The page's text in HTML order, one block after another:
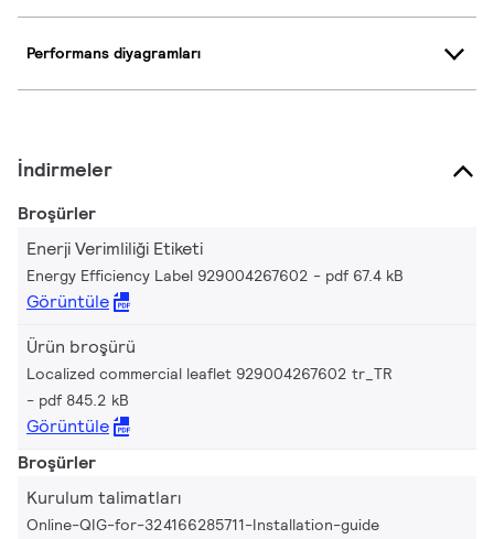
Performans diyagramları
İndirmeler
Broşürler
Enerji Verimliliği Etiketi
Energy Efficiency Label 929004267602 pdf 67.4 kB
Görüntüle
Ürün broşürü
Localized commercial leaflet 929004267602 tr_TR
pdf 845.2 kB
Görüntüle
Broşürler
Kurulum talimatları
Online-QIG-for-324166285711-Installation-guide